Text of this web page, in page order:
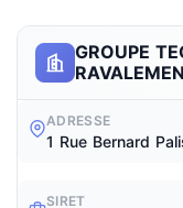
GROUPE
ADRESSE
1 Rue Bernard
SIRET